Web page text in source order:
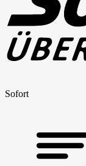
Sofort